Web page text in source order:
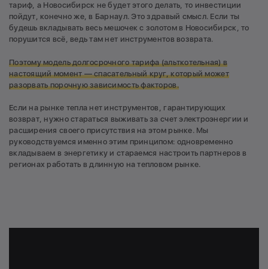
тариф, а Новосибирск не будет этого делать, то инвестиции
пойдут, конечно же, в Барнаул. Это здравый смысл. Если ты
будешь вкладывать весь мешочек с золотом в Новосибирск, то
порушится всё, ведь там нет инструментов возврата.
Поэтому модель долгосрочного тарифа (альткотельная) в
настоящий момент —спасательный круг, который может
разорвать порочную зависимость факторов.
Если на рынке тепла нет инструментов, гарантирующих
возврат, нужно стараться выживать за счет электроэнергии и
расширения своего присутствия на этом рынке. Мы
руководствуемся именно этим принципом: одновременно
вкладываем в энергетику и стараемся настроить партнеров в
регионах работать в длинную на тепловом рынке.